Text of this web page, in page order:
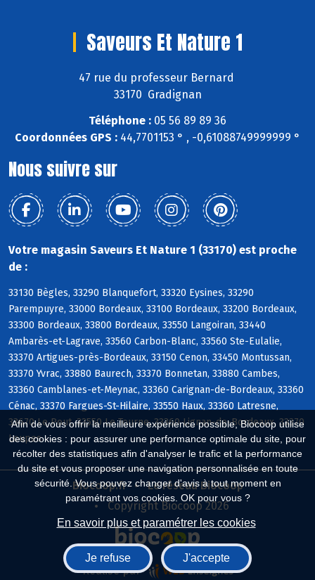
Afin de vous offrir la meilleure expérience possible, Biocoop utilise
des cookies : pour assurer une performance optimale du site, pour
récolter des statistiques afin d'analyser le trafic et la performance
du site et vous proposer une navigation personnalisée en toute
sécurité. Vous pouvez changer d'avis à tout moment en
paramétrant vos cookies. OK pour vous ?
En savoir plus et paramétrer les cookies
Je refuse J'accepte
Saveurs Et Nature 1
47 rue du professeur Bernard
33170 Gradignan
Téléphone : 05 56 89 89 36
Coordonnées GPS : 44,7701153 ° , -0,61088749999999 °
Nous suivre sur
Votre magasin Saveurs Et Nature 1 (33170) est proche
de :
33130 Bègles, 33290 Blanquefort, 33320 Eysines, 33290
Parempuyre, 33000 Bordeaux, 33100 Bordeaux, 33200 Bordeaux,
33300 Bordeaux, 33800 Bordeaux, 33550 Langoiran, 33440
Ambarès-et-Lagrave, 33560 Carbon-Blanc, 33560 Ste-Eulalie,
33370 Artigues-près-Bordeaux, 33150 Cenon, 33450 Montussan,
33370 Yvrac, 33880 Baurech, 33370 Bonnetan, 33880 Cambes,
33360 Camblanes-et-Meynac, 33360 Carignan-de-Bordeaux, 33360
Cénac, 33370 Fargues-St-Hilaire, 33550 Haux, 33360 Latresne,
33670 Le Pout, 33550 Le Tourne, 33360 Lignan-de-Bordeaux, 33370
Loupes
Biocoop.fr
Le réseau Biocoop
Copyright Biocoop 2026
Réalisé par